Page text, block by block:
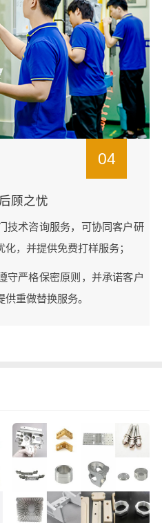
04
顾之忧
技术咨询服务，可协同客户研
，并提供免费打样服务；
守严格保密原则，并承诺客户
重做替换服务。